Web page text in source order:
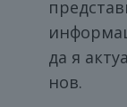
да я
нов.